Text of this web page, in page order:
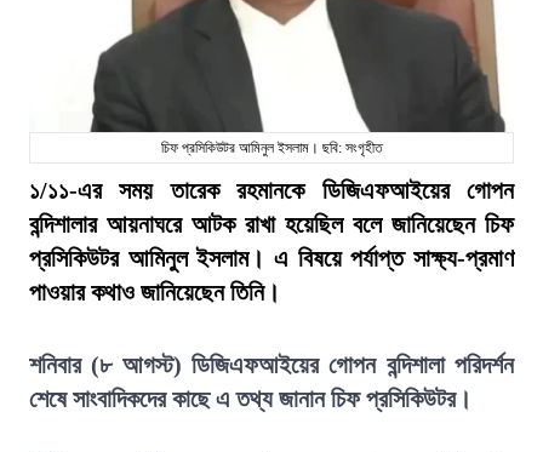
চিফ প্রসিকিউটর আমিনুল ইসলাম। ছবি: সংগৃহীত
১/১১-এর সময় তারেক রহমানকে ডিজিএফআইয়ের গোপন
বন্দিশালার আয়নাঘরে আটক রাখা হয়েছিল বলে জানিয়েছেন চিফ
প্রসিকিউটর আমিনুল ইসলাম। এ বিষয়ে পর্যাপ্ত সাক্ষ্য-প্রমাণ
পাওয়ার কথাও জানিয়েছেন তিনি।
শনিবার (৮ আগস্ট) ডিজিএফআইয়ের গোপন বন্দিশালা পরিদর্শন
শেষে সাংবাদিকদের কাছে এ তথ্য জানান চিফ প্রসিকিউটর।